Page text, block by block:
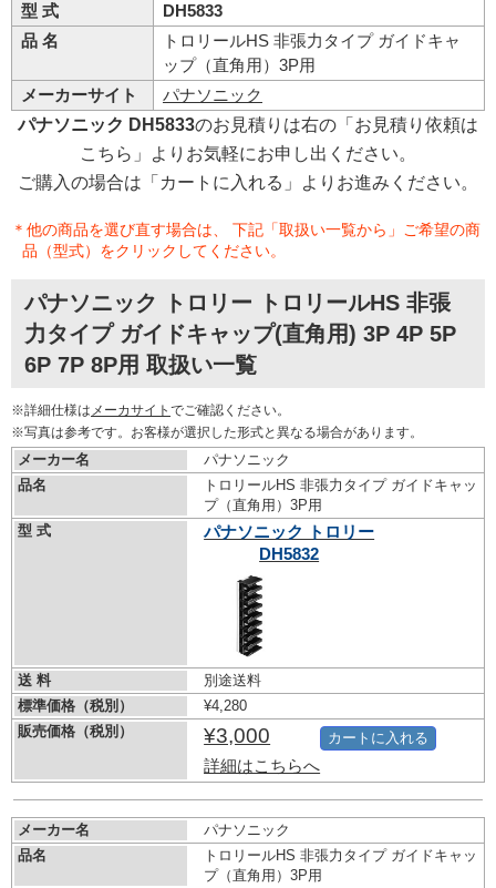
型 式
DH5833
品 名
トロリールHS 非張力タイプ ガイドキャ
ップ（直角用）3P用
メーカーサイト
パナソニック
パナソニック DH5833のお見積りは右の「お見積り依頼は
こちら」よりお気軽にお申し出ください。
ご購入の場合は「カートに入れる」よりお進みください。
＊他の商品を選び直す場合は、 下記「取扱い一覧から」ご希望の商
品（型式）をクリックしてください。
パナソニック トロリー トロリールHS 非張
力タイプ ガイドキャップ(直角用) 3P 4P 5P
6P 7P 8P用 取扱い一覧
※詳細仕様は メーカサイト でご確認ください。
※写真は参考です。お客様が選択した形式と異なる場合があります。
メーカー名
パナソニック
品名
トロリールHS 非張力タイプ ガイドキャッ
プ（直角用）3P用
型 式
パナソニック トロリー
DH5832
送 料
別途送料
標準価格（税別）
¥4,280
販売価格（税別）
¥3,000
詳細はこちらへ
カートに入れる
メーカー名
パナソニック
品名
トロリールHS 非張力タイプ ガイドキャッ
プ（直角用）3P用